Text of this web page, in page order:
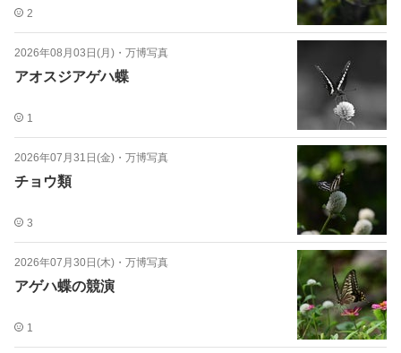
2
2026年08月03日(月) ・ 万博写真
アオスジアゲハ蝶
1
2026年07月31日(金) ・ 万博写真
チョウ類
3
2026年07月30日(木) ・ 万博写真
アゲハ蝶の競演
1